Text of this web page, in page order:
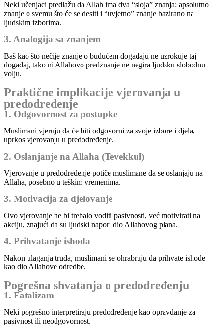
Neki učenjaci predlažu da Allah ima dva “sloja” znanja: apsolutno
znanje o svemu što će se desiti i “uvjetno” znanje bazirano na
ljudskim izborima.
3. Analogija sa znanjem
Baš kao što nečije znanje o budućem događaju ne uzrokuje taj
događaj, tako ni Allahovo predznanje ne negira ljudsku slobodnu
volju.
Praktične implikacije vjerovanja u
predodređenje
1. Odgovornost za postupke
Muslimani vjeruju da će biti odgovorni za svoje izbore i djela,
uprkos vjerovanju u predodređenje.
2. Oslanjanje na Allaha (Tevekkul)
Vjerovanje u predodređenje potiče muslimane da se oslanjaju na
Allaha, posebno u teškim vremenima.
3. Motivacija za djelovanje
Ovo vjerovanje ne bi trebalo voditi pasivnosti, već motivirati na
akciju, znajući da su ljudski napori dio Allahovog plana.
4. Prihvatanje ishoda
Nakon ulaganja truda, muslimani se ohrabruju da prihvate ishode
kao dio Allahove odredbe.
Pogrešna shvatanja o predodređenju
1. Fatalizam
Neki pogrešno interpretiraju predodređenje kao opravdanje za
pasivnost ili neodgovornost.